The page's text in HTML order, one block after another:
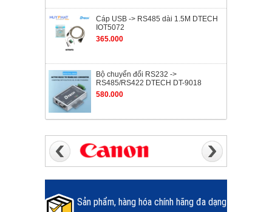
Cáp USB -> RS485 dài 1.5M DTECH
IOT5072
365.000
Bộ chuyển đổi RS232 ->
RS485/RS422 DTECH DT-9018
580.000
Sản phẩm, hàng hóa chính hãng đa dạng